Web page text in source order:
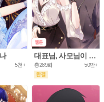
5천+
대표님, 사모님이 도망가요
총289화 50만+